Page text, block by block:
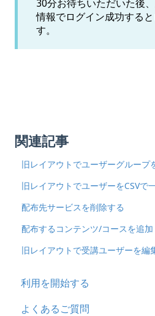
30分お待ちいただいた後
情報でログイン成功する
す。
関連記事
旧レイアウトでユーザーグループ
旧レイアウトでユーザーをCSVで
配布先サービスを削除する
配布するコンテンツ/コースを追加
旧レイアウトで受講ユーザーを編
利用を開始する
よくあるご質問